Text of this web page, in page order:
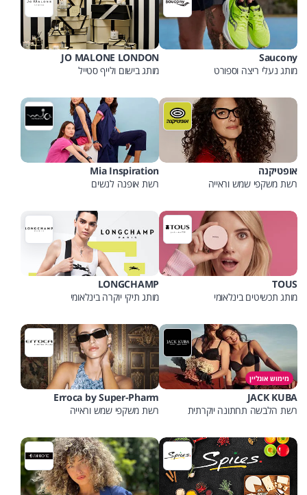
Saucony
מותג נעלי ריצה וספורט
JO MALONE LONDON
מותג בישום ולייף סטייל
אופטיקנה
רשת משקפי שמש וראייה
Mia Inspiration
רשת אופנה לנשים
TOUS
מותג תכשיטים בינלאומי
LONGCHAMP
מותג תיקי יוקרה בינלאומי
מימוש אונליין
JACK KUBA
רשת הלבשה תחתונה יוקרתית
Erroca by Super-Pharm
רשת משקפי שמש וראייה